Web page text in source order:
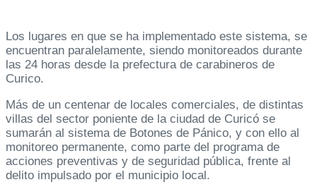
Los lugares en que se ha implementado este sistema, se
encuentran paralelamente, siendo monitoreados durante
las 24 horas desde la prefectura de carabineros de
Curico.
Más de un centenar de locales comerciales, de distintas
villas del sector poniente de la ciudad de Curicó se
sumarán al sistema de Botones de Pánico, y con ello al
monitoreo permanente, como parte del programa de
acciones preventivas y de seguridad pública, frente al
delito impulsado por el municipio local.